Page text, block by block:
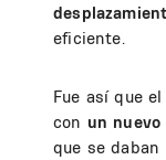
eficiente.
Fue así que
con un
que se